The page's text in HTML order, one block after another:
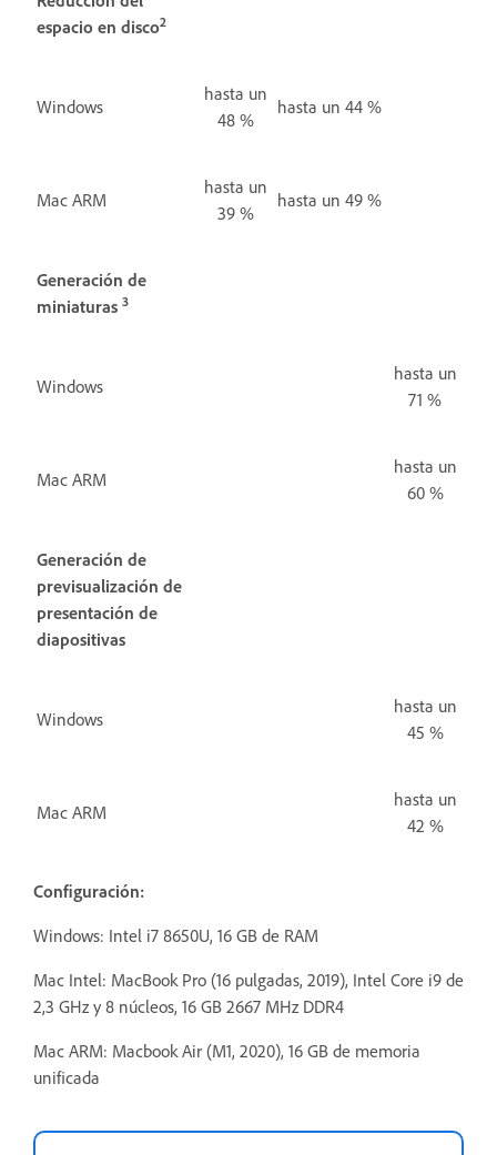
espacio en disco2
Windows
hasta un
48 %
hasta un 44 %
Mac ARM
hasta un
39 %
hasta un 49 %
Generación de
miniaturas 3
Windows
hasta un
71 %
Mac ARM
hasta un
60 %
Generación de
previsualización de
presentación de
diapositivas
Windows
hasta un
45 %
Mac ARM
hasta un
42 %
Configuración:
Windows: Intel i7 8650U, 16 GB de RAM
Mac Intel: MacBook Pro (16 pulgadas, 2019), Intel Core i9 de
2,3 GHz y 8 núcleos, 16 GB 2667 MHz DDR4
Mac ARM: Macbook Air (M1, 2020), 16 GB de memoria
unificada